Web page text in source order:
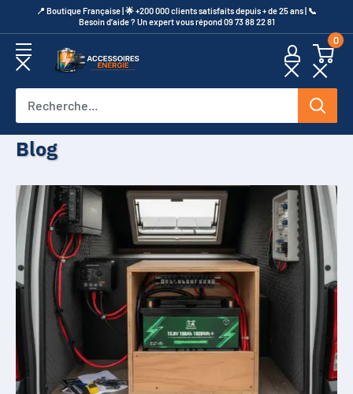
au
contenu
​📍​ Boutique Française | 🌟 +200 000 clients satisfaits depuis + de 25 ans | 📞​
Besoin d’aide ? Un expert vous répond 09 73 88 22 81
Accessoires
0
Blog